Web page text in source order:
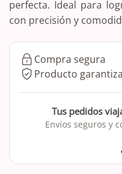
perfecta. Ideal para
con precisión y
Compra segura
Producto
Tus pedidos
Envíos seguros y